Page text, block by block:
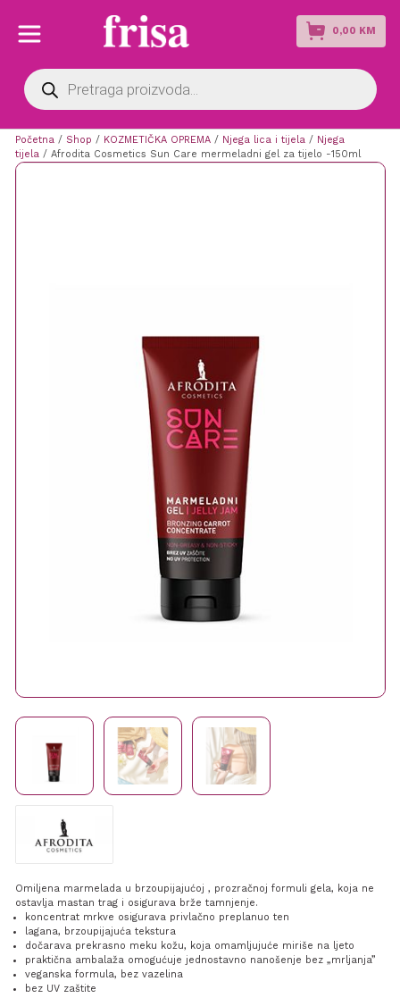
0,00 KM
Products
search
Početna / Shop / KOZMETIČKA OPREMA/ Njega lica i tijela / Njega
tijela / Afrodita Cosmetics Sun Care mermeladni gel za tijelo -150ml
Omiljena marmelada u brzoupijajućoj , prozračnoj formuli gela, koja ne
ostavlja mastan trag i osigurava brže tamnjenje.
koncentrat mrkve osigurava privlačno preplanuo ten
lagana, brzoupijajuća tekstura
dočarava prekrasno meku kožu, koja omamljujuće miriše na ljeto
praktična ambalaža omogućuje jednostavno nanošenje bez „mrljanja”
veganska formula, bez vazelina
bez UV zaštite